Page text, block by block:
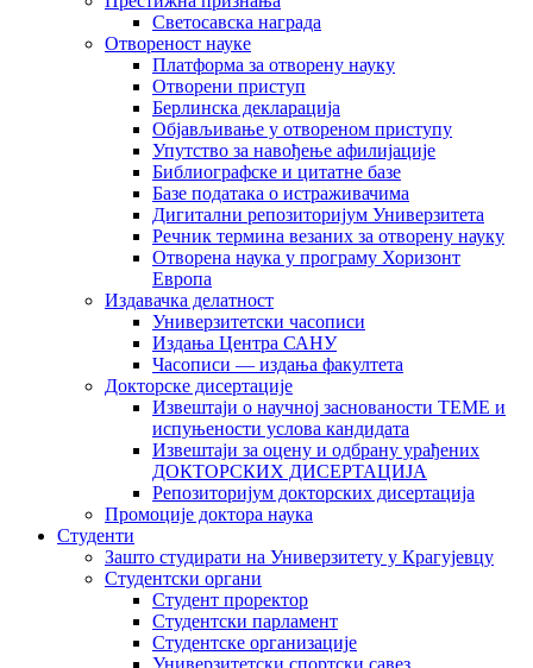
Светосавска награда
Отвореност науке
Платформа за отворену науку
Отворени приступ
Берлинска декларација
Објављивање у отвореном приступу
Упутство за навођење афилијације
Библиографске и цитатне базе
Базе података о истраживачима
Дигитални репозиторијум Универзитета
Рeчник термина везаних за отворену науку
Отворена наука у програму Хоризонт
Европа
Издавачка делатност
Универзитетски часописи
Издања Центра САНУ
Часописи — издања факултета
Докторске дисертације
Извештаји о научној заснованости ТЕМЕ и
испуњености услова кандидата
Извештаји за оцену и одбрану урађених
ДОКТОРСКИХ ДИСЕРТАЦИЈА
Репозиторијум докторских дисертација
Промоције доктора наука
Студенти
Зашто студирати на Универзитету у Крагујевцу
Студентски органи
Студент проректор
Студентски парламент
Студентске организације
Универзитетски спортски савез